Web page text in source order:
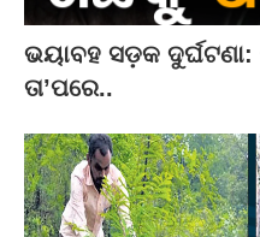
ଭୟାବହ ସଡ଼କ
ତା’ପରେ..